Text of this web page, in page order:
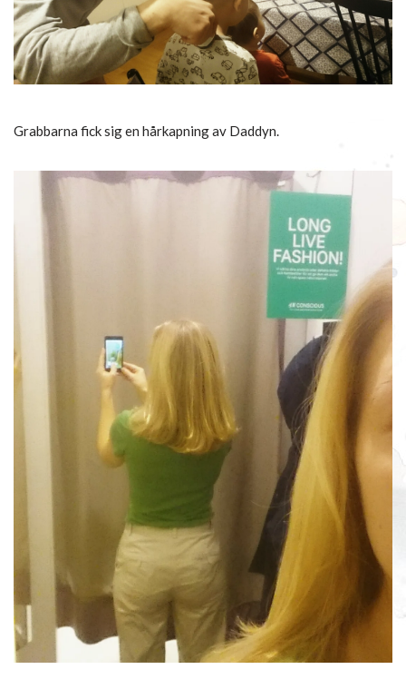
Grabbarna fick sig en hårkapning av Daddyn.